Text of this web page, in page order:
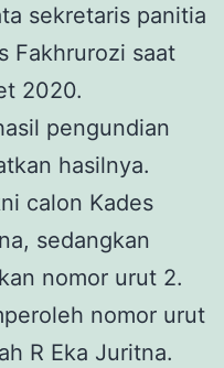
sekretaris panitia
Fakhrurozi saat
2020.
pengundian
hasilnya.
calon Kades
sedangkan
nomor urut 2.
nomor urut
R Eka Juritna.